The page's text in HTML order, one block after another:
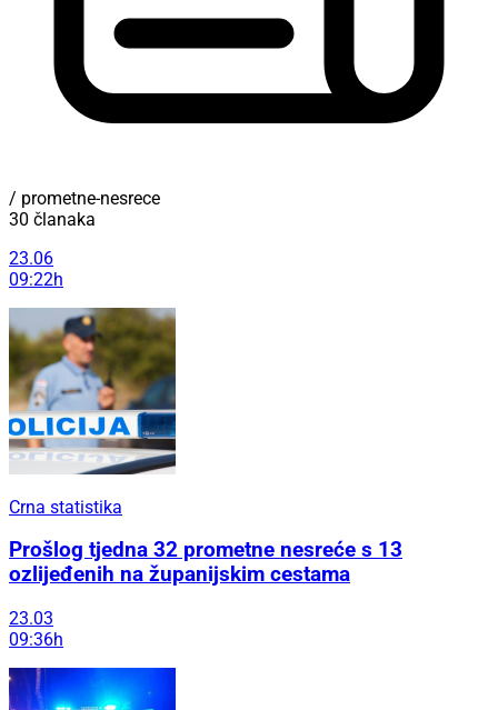
/ prometne-nesrece
30 članaka
23.06
09:22h
Crna statistika
Prošlog tjedna 32 prometne nesreće s 13
ozlijeđenih na županijskim cestama
23.03
09:36h